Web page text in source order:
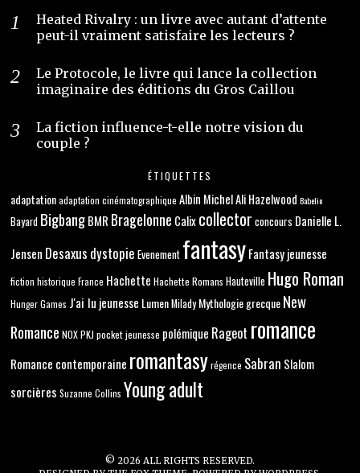
Heated Rivalry : un livre avec autant d’attente
peut-il vraiment satisfaire les lecteurs ?
Le Protocole, le livre qui lance la collection
imaginaire des éditions du Gros Caillou
La fiction influence-t-elle notre vision du
couple ?
ÉTIQUETTES
adaptation adaptation cinématographique Albin MichelAli Hazelwood Babelio
Bayard BigbangBMR Bragelonne Calixcollector concours Danielle L.
Jensen Desaxus dystopie Evenement fantasyFantasy jeunesse
fiction historique France Hachette Hachette Romans Hauteville Hugo Roman
Hunger Games J'ai lu jeunesse LumenMiladyMythologie grecqueNew
Romance NOXPKJ pocket jeunesse polémique Rageot romance
Romance contemporaine romantasy régence Sabran Slalom
sorcières Suzanne Collins Young adult
© 2026 ALL RIGHTS RESERVED.